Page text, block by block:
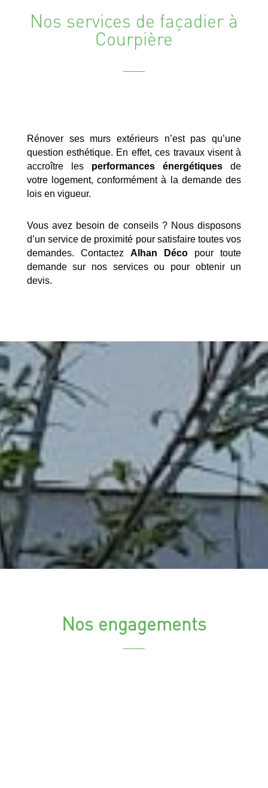
Nos services de façadier à
Courpière
Rénover ses murs extérieurs n’est pas qu’une
question esthétique. En effet, ces travaux visent à
accroître les performances énergétiques de
votre logement, conformément à la demande des
lois en vigueur.
Vous avez besoin de conseils ? Nous disposons
d’un service de proximité pour satisfaire toutes vos
demandes. Contactez Alhan Déco pour toute
demande sur nos services ou pour obtenir un
devis.
Nos engagements